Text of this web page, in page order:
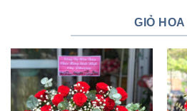
GIỎ HOA